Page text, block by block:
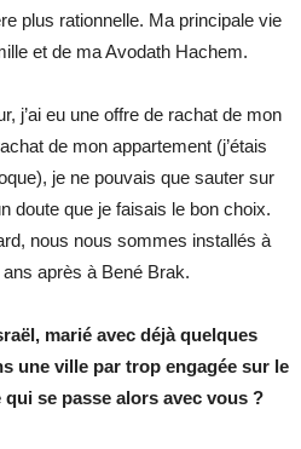
plus rationnelle. Ma principale vie
et de ma Avodath Hachem.
j’ai eu une offre de rachat de mon
de mon appartement (j’étais
je ne pouvais que sauter sur
doute que je faisais le bon choix.
nous nous sommes installés à
ans après à Bené Brak.
marié avec déjà quelques
une ville par trop engagée sur le
qui se passe alors avec vous ?